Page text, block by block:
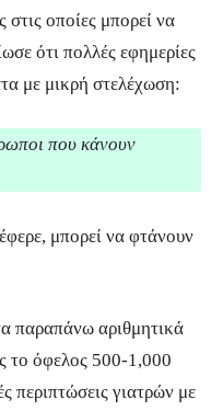
οποίες μπορεί να
ότι πολλές εφημερίες
με μικρή στελέχωση:
που κάνουν
μπορεί να φτάνουν
παραπάνω αριθμητικά
το όφελος 500-1,000
περιπτώσεις γιατρών με